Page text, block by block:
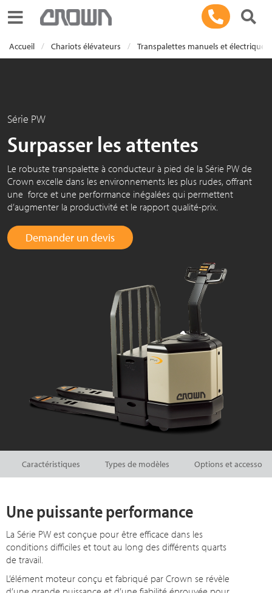
Toggle navigation
Accueil Chariots élévateurs Transpalettes manuels et électriques
Série PW
Surpasser les attentes
Le robuste transpalette à conducteur à pied de la Série PW de
Crown excelle dans les environnements les plus rudes, offrant
une force et une performance inégalées qui permettent
d’augmenter la productivité et le rapport qualité-prix.
Demander un devis
Caractéristiques Types de modèles Options et
Une puissante performance
La Série PW est conçue pour être efficace dans les
conditions difficiles et tout au long des différents quarts
de travail.
L’élément moteur conçu et fabriqué par Crown se révèle